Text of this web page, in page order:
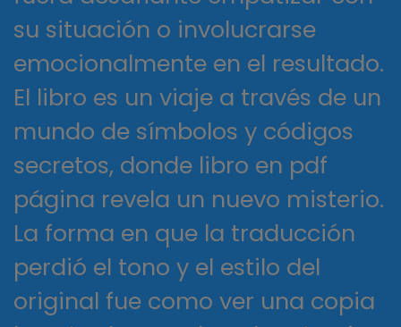
su situación o involucrarse
emocionalmente en el resultado.
El libro es un viaje a través de un
mundo de símbolos y códigos
secretos, donde libro en pdf
página revela un nuevo misterio.
La forma en que la traducción
perdió el tono y el estilo del
original fue como ver una copia